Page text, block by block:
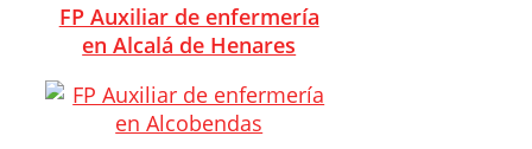
FP Auxiliar de enfermería
en Alcalá de Henares